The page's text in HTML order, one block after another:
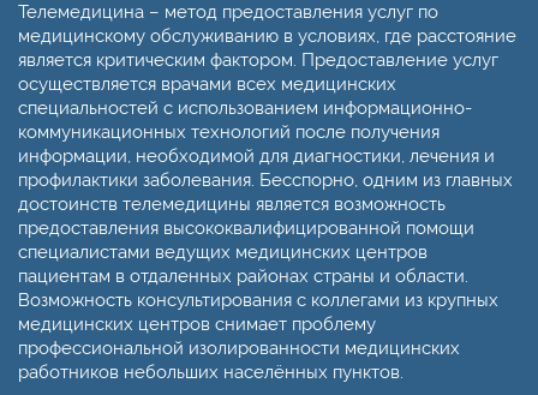
Телемедицина – метод предоставления услуг по
медицинскому обслуживанию в условиях, где расстояние
является критическим фактором. Предоставление услуг
осуществляется врачами всех медицинских
специальностей с использованием информационно-
коммуникационных технологий после получения
информации, необходимой для диагностики, лечения и
профилактики заболевания. Бесспорно, одним из главных
достоинств телемедицины является возможность
предоставления высококвалифицированной помощи
специалистами ведущих медицинских центров
пациентам в отдаленных районах страны и области.
Возможность консультирования с коллегами из крупных
медицинских центров снимает проблему
профессиональной изолированности медицинских
работников небольших населённых пунктов.